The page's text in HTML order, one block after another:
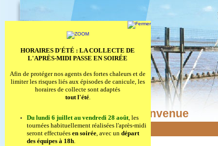
Bienvenue
HORAIRES D'ÉTÉ : LA COLLECTE DE
L'APRÈS-MIDI PASSE EN SOIRÉE
Afin de protéger nos agents des fortes chaleurs et de
limiter les risques liés aux épisodes de canicule, les
horaires de collecte sont adaptés
tout l'été.
Du lundi 6 juillet au vendredi 28 août, les
tournées habituellement réalisées l'après-midi
seront effectuées en soirée, avec un départ
des équipes à 18h.